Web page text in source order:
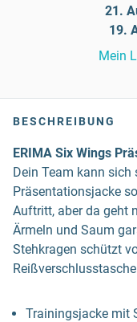
21.
19.
Mein
BESCHREIBUNG
ERIMA Six Wings
Dein Team kann sich
Präsentationsjacke
Auftritt, aber da geht
Ärmeln und Saum
Stehkragen schützt
Trainingsjacke mit